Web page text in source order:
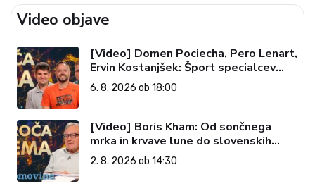
Video objave
[Video] Domen Pociecha, Pero Lenart,
Ervin Kostanjšek: Šport specialcev
(Vroča tema, 6. 8. 2026)
6. 8. 2026 ob 18:00
[Video] Boris Kham: Od sončnega
mrka in krvave lune do slovenskih
pečatov v vesolju (Vroča tema, 2. 8.
2026)
2. 8. 2026 ob 14:30